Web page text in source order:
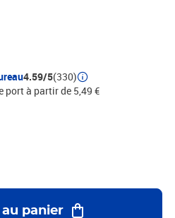
4.59/5(330)
port à partir de 5,49 €
panier